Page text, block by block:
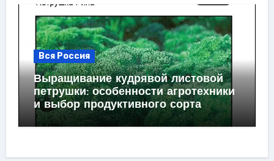
Вся Россия
Выращивание кудрявой листовой
петрушки: особенности агротехники
и выбор продуктивного сорта